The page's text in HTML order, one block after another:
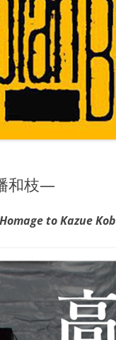
和枝—
to Kazue